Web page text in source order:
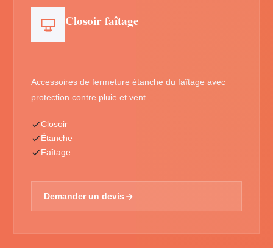
Closoir faîtage
Accessoires de fermeture étanche du faîtage avec
protection contre pluie et vent.
Closoir
Étanche
Faîtage
Demander un devis